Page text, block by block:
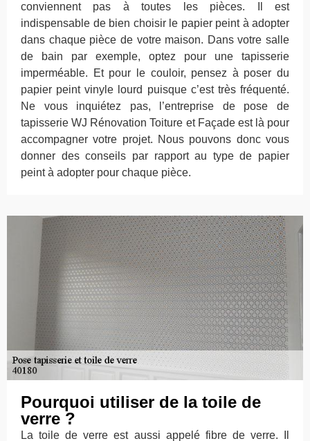
conviennent pas à toutes les pièces. Il est
indispensable de bien choisir le papier peint à adopter
dans chaque pièce de votre maison. Dans votre salle
de bain par exemple, optez pour une tapisserie
imperméable. Et pour le couloir, pensez à poser du
papier peint vinyle lourd puisque c’est très fréquenté.
Ne vous inquiétez pas, l’entreprise de pose de
tapisserie WJ Rénovation Toiture et Façade est là pour
accompagner votre projet. Nous pouvons donc vous
donner des conseils par rapport au type de papier
peint à adopter pour chaque pièce.
Pourquoi utiliser de la toile de
verre ?
La toile de verre est aussi appelé fibre de verre. Il